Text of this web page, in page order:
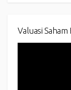
Valuasi Saham